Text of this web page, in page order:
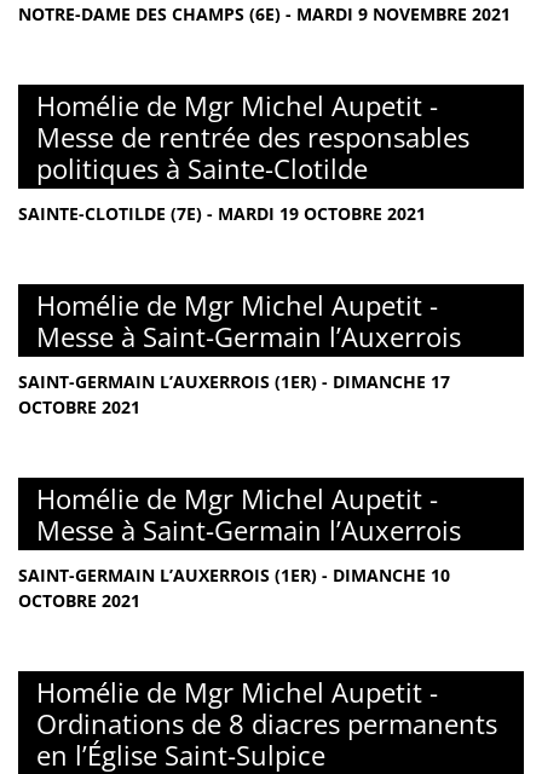
NOTRE-DAME DES CHAMPS (6E) - MARDI 9 NOVEMBRE 2021
Homélie de Mgr Michel Aupetit -
Messe de rentrée des responsables
politiques à Sainte-Clotilde
SAINTE-CLOTILDE (7E) - MARDI 19 OCTOBRE 2021
Homélie de Mgr Michel Aupetit -
Messe à Saint-Germain l’Auxerrois
SAINT-GERMAIN L’AUXERROIS (1ER) - DIMANCHE 17
OCTOBRE 2021
Homélie de Mgr Michel Aupetit -
Messe à Saint-Germain l’Auxerrois
SAINT-GERMAIN L’AUXERROIS (1ER) - DIMANCHE 10
OCTOBRE 2021
Homélie de Mgr Michel Aupetit -
Ordinations de 8 diacres permanents
en l’Église Saint-Sulpice